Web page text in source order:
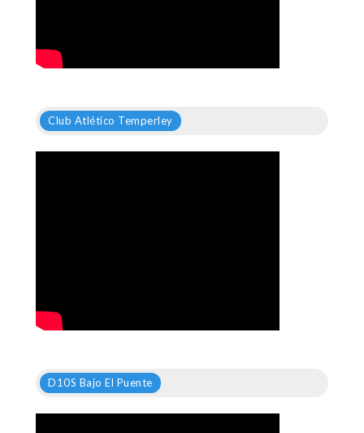
Club Atlético Temperley
D10S Bajo El Puente